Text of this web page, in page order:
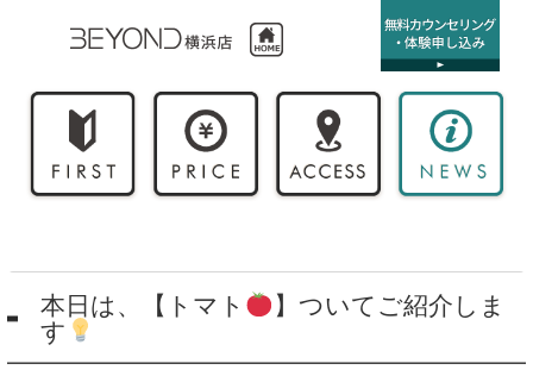
本日は、【トマト
】ついてご紹介しま
す